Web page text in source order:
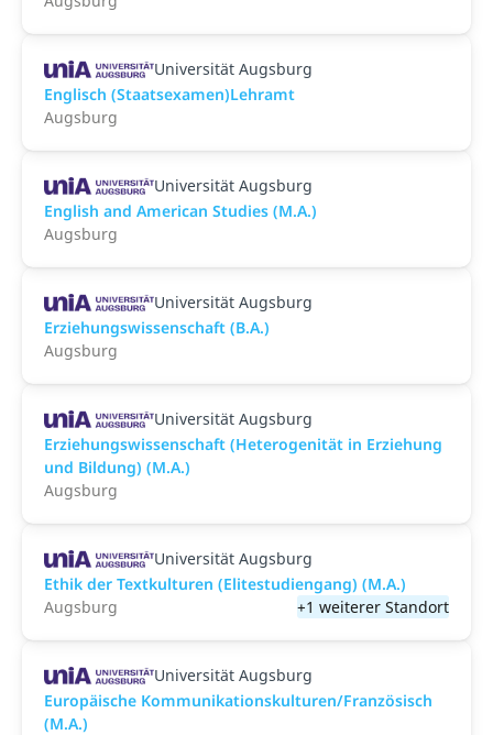
Universität Augsburg
Englisch (Staatsexamen)Lehramt
Augsburg
Universität Augsburg
English and American Studies (M.A.)
Augsburg
Universität Augsburg
Erziehungswissenschaft (B.A.)
Augsburg
Universität Augsburg
Erziehungswissenschaft (Heterogenität in Erziehung
und Bildung) (M.A.)
Augsburg
Universität Augsburg
Ethik der Textkulturen (Elitestudiengang) (M.A.)
Augsburg
+1 weiterer Standort
Universität Augsburg
Europäische Kommunikationskulturen/Französisch
(M.A.)